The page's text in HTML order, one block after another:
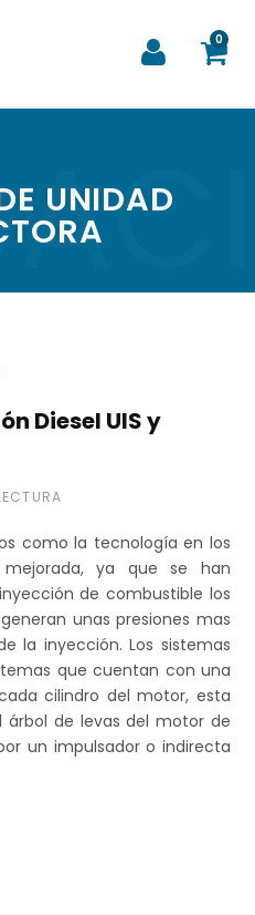
0
t
UNIDAD
Diesel UIS y
como la tecnología en los
ya que se han
de combustible los
unas presiones mas
la inyección. Los sistemas
que cuentan con una
cilindro del motor, esta
de levas del motor de
un impulsador o indirecta